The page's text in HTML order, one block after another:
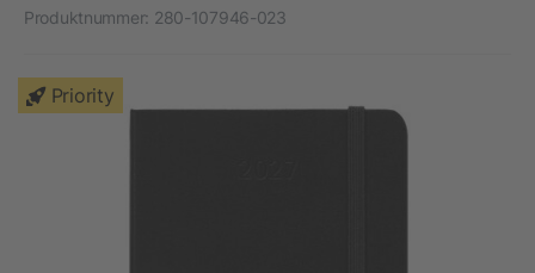
Produktnummer: 280-107946-023
Priority